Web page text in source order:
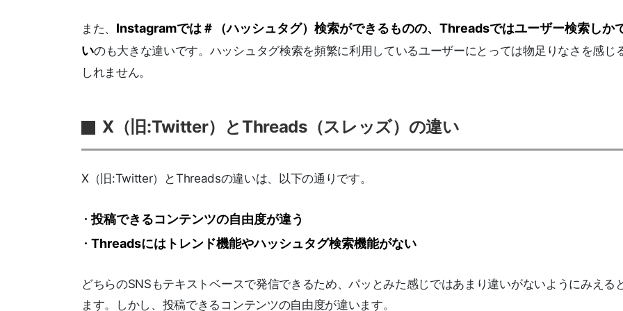
また、 Instagramでは＃（ハッシュタグ）検索ができるものの、Threadsではユーザー検索しか
いのも大きな違いです。ハッシュタグ検索を頻繁に利用しているユーザーにとっては物足りなさを感じ
しれません。
X（旧:Twitter）とThreads（スレッズ）の違い
X（旧:Twitter）とThreadsの違いは、以下の通りです。
投稿できるコンテンツの自由度が違う
Threadsにはトレンド機能やハッシュタグ検索機能がない
どちらのSNSもテキストベースで発信できるため、パッとみた感じではあまり違いがないようにみえる
ます。しかし、投稿できるコンテンツの自由度が違います。